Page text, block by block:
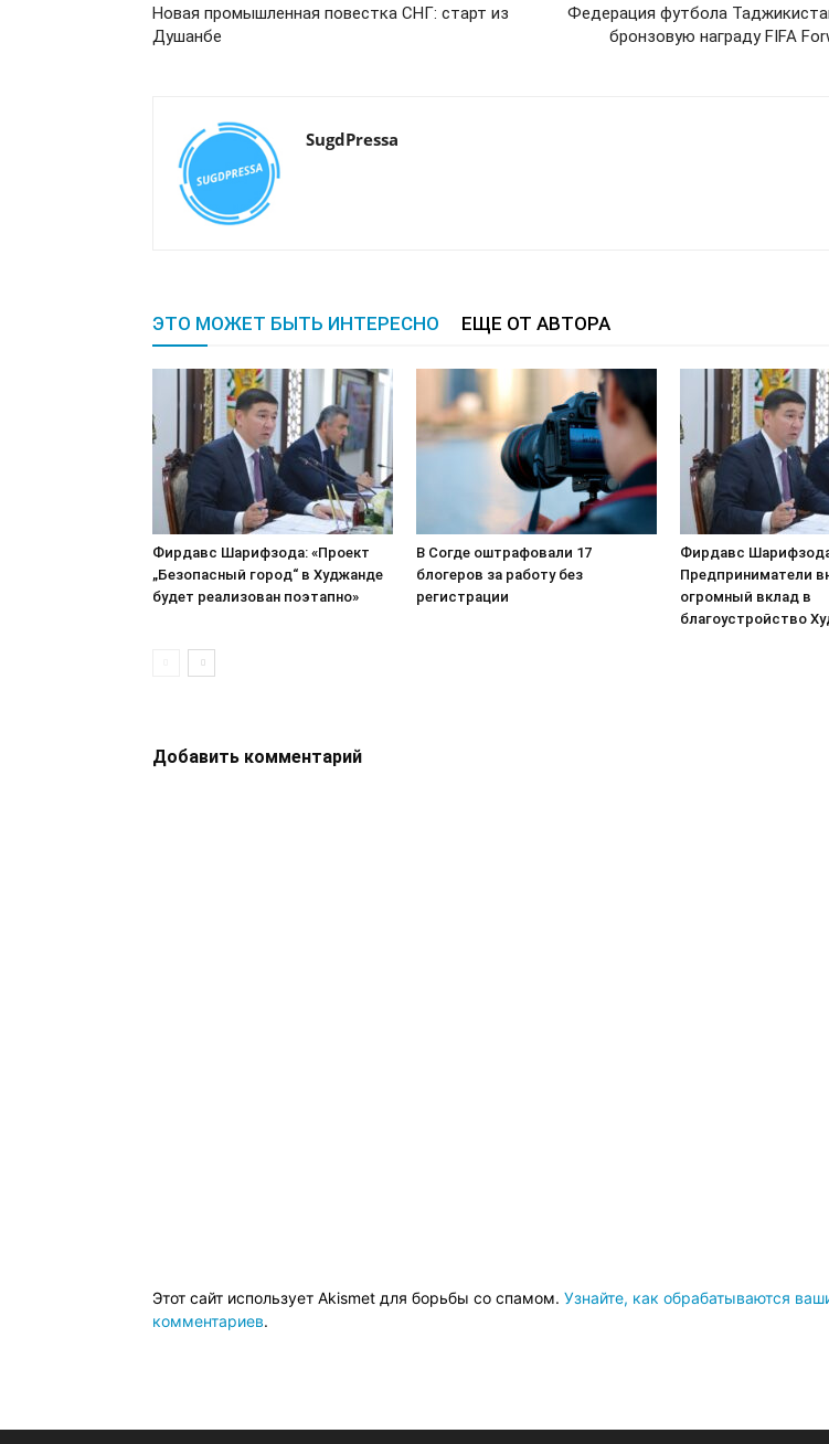
Новая промышленная повестка СНГ: старт из
Душанбе
Федерация футбола
бронзовую награду FIFA
SugdPressa
ЭТО МОЖЕТ БЫТЬ ИНТЕРЕСНО ЕЩЕ ОТ АВТОРА
Фирдавс Шарифзода: «Проект
„Безопасный город“ в Худжанде
будет реализован поэтапно»
В Согде оштрафовали 17
блогеров за работу без
регистрации
Фирдавс
Предприниматели
огромный вклад в
благоустройство
Добавить комментарий
Этот сайт использует Akismet для борьбы со спамом. Узнайте, как обрабатываются
комментариев.